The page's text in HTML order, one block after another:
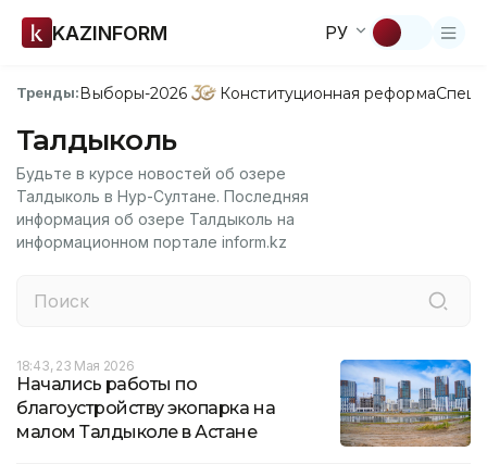
KAZINFORM РУ
Тренды:Выборы-2026 Конституционная реформа
Талдыколь
Будьте в курсе новостей об озере
Талдыколь в Нур-Султане. Последняя
информация об озере Талдыколь на
информационном портале inform.kz
18:43, 23 Мая 2026
Начались работы по
благоустройству экопарка на
малом Талдыколе в Астане